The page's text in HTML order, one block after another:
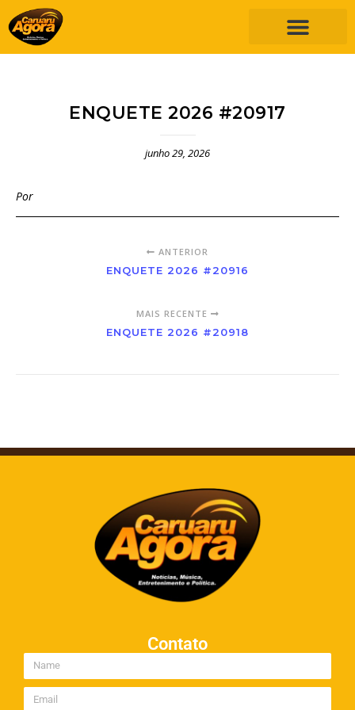
ENQUETE 2026 #20917
junho 29, 2026
Por
ANTERIOR
ENQUETE 2026 #20916
MAIS RECENTE
ENQUETE 2026 #20918
Contato